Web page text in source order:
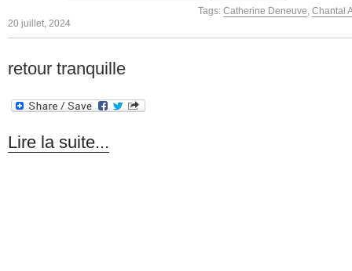
Tags: Catherine Deneuve Chantal
20 juillet, 2024
retour tranquille
Lire la suite...